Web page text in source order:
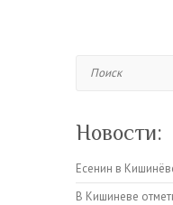
Новости:
Есенин в
В Кишиневе